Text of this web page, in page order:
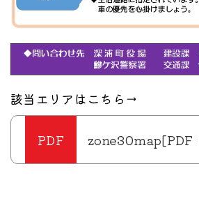
該当エリアはこちら→
zone30map[PDF